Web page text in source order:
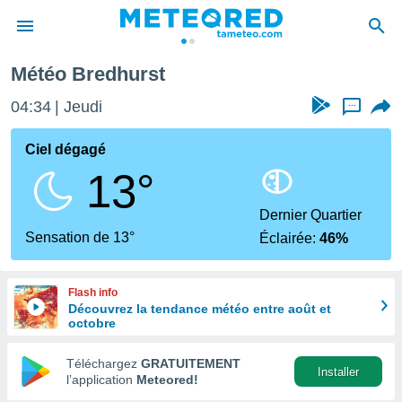
de
en
Météo Bredhurst
04:34 Jeudi ...
Ciel dégagé
13°
Sensation de 13°
Dernier Quartier
Éclairée:46%
Flash info
Découvrez la tendance météo entre août et
octobre
Téléchargez GRATUITEMENT
l’application Meteored!
Installer